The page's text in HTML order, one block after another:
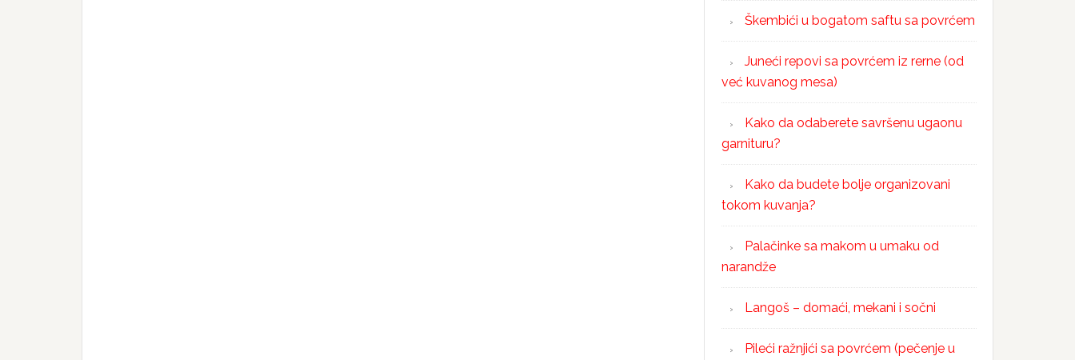
Škembići u bogatom saftu sa povrćem
Juneći repovi sa povrćem iz rerne (od
već kuvanog mesa)
Kako da odaberete savršenu ugaonu
garnituru?
Kako da budete bolje organizovani
tokom kuvanja?
Palačinke sa makom u umaku od
narandže
Langoš – domaći, mekani i sočni
Pileći ražnjići sa povrćem (pečenje u